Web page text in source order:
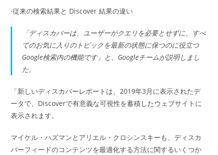
·従来の検索結果と Discover 結果の違い
「ディスカバーは、ユーザーがクエリを必要とせずに、すべ
てのお気に入りのトピックを最新の状態に保つのに役立つ
Google検索内の機能です」と、Googleチームが説明しまし
た。
「新しいディスカバーレポートは、2019年3月に表示されたデ
ータで、Discoverで有意義な可視性を蓄積したウェブサイトに
表示されます。
マイケル・ハズマンとアリエル・クロシンスキーも、ディスカ
バーフィードのコンテンツを最適化する方法に関するいくつか